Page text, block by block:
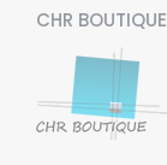
CHR BOUTIQUE